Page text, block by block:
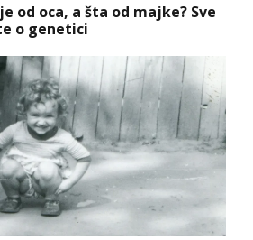
od oca, a šta od majke? Sve
o genetici